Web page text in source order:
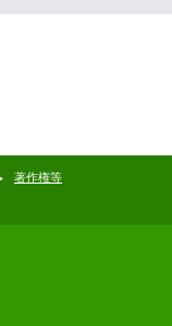
著作権等